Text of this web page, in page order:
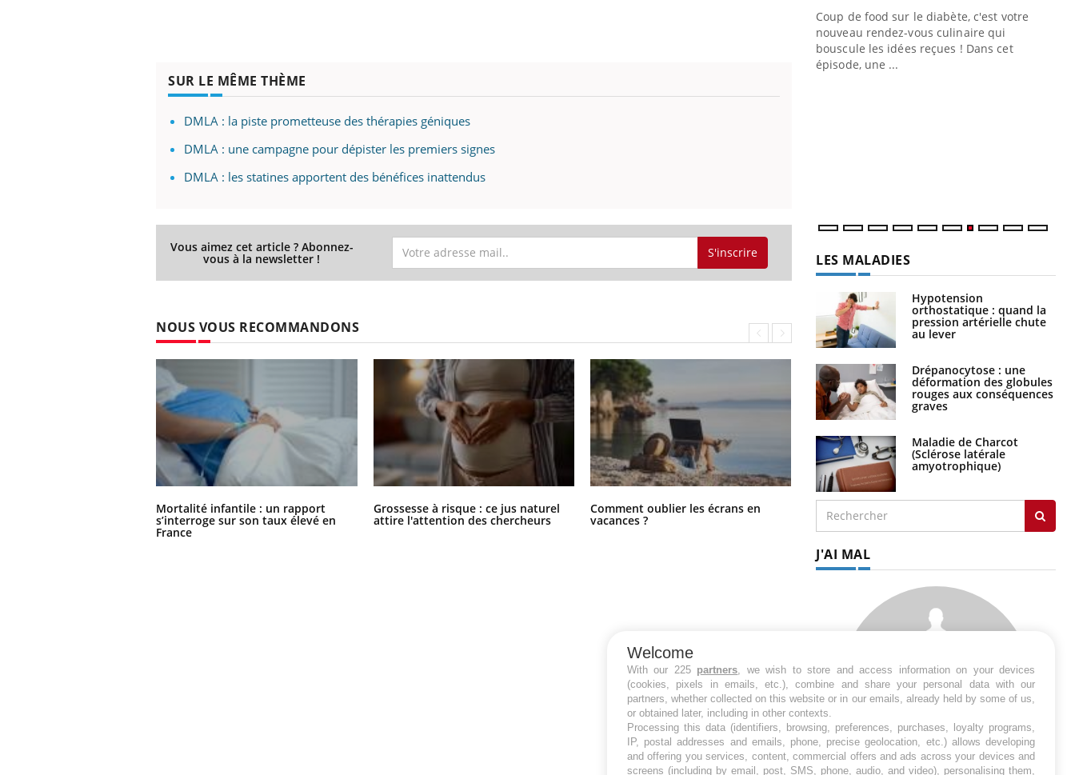
SUR LE MÊME THÈME
DMLA : la piste prometteuse des thérapies géniques
DMLA : une campagne pour dépister les premiers signes
DMLA : les statines apportent des bénéfices inattendus
Vous aimez cet article ? Abonnez-
vous à la newsletter ! S'inscrire
NOUS VOUS RECOMMANDONS
Mortalité infantile : un rapport
s’interroge sur son taux élevé en
France
Grossesse à risque : ce jus naturel
attire l'attention des chercheurs
Comment oublier les écrans en
vacances ?
Toujours connectés : comment le
travail empiète de plus en plus sur
nos soirées
numérique » permet ...
Coup de food sur le diabète, c'est votre
nouveau rendez-vous culinaire qui
bouscule les idées reçues ! Dans cet
épisode, une ...
LES MALADIES
Hypotension
orthostatique : quand la
pression artérielle chute
au lever
Drépanocytose : une
déformation des globules
rouges aux conséquences
graves
Maladie de Charcot
(Sclérose latérale
amyotrophique)
J'AI MAL
Welcome
With our 225 partners, we wish to store and access information on your devices
(cookies, pixels in emails, etc.), combine and share your personal data with our
partners, whether collected on this website or in our emails, already held by some of us,
or obtained later, including in other contexts.
Processing this data (identifiers, browsing, preferences, purchases, loyalty programs,
IP, postal addresses and emails, phone, precise geolocation, etc.) allows developing
and offering you services, content, commercial offers and ads across your devices and
screens (including by email, post, SMS, phone, audio, and video), personalising them,